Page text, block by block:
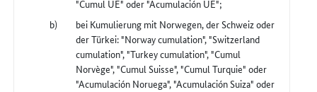
"Cumul UE" oder "Acumulación UE";
bei Kumulierung mit Norwegen, der Schweiz oder
der Türkei: "Norway cumulation", "Switzerland
cumulation", "Turkey cumulation", "Cumul
Norvège", "Cumul Suisse", "Cumul Turquie" oder
"Acumulación Noruega", "Acumulación Suiza" oder